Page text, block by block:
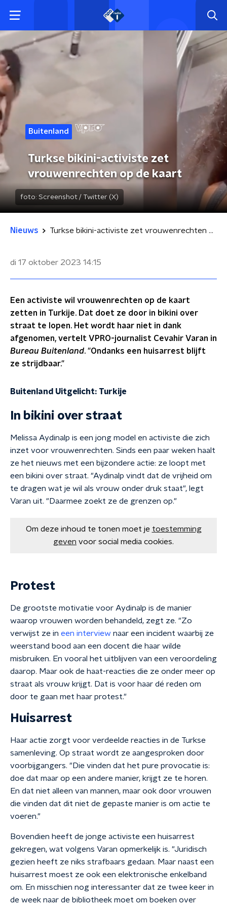
Buitenland
Turkse bikini-activiste zet
vrouwenrechten op de kaart
foto: Screenshot / Twitter (X)
Nieuws Turkse bikini-activiste zet vrouwenrechten op de kaart
di 17 oktober 2023 14:15
Een activiste wil vrouwenrechten op de kaart
zetten in Turkije. Dat doet ze door in bikini over
straat te lopen. Het wordt haar niet in dank
afgenomen, vertelt VPRO-journalist Cevahir Varan in
Bureau Buitenland. "Ondanks een huisarrest blijft
ze strijdbaar."
Buitenland Uitgelicht: Turkije
In bikini over straat
Melissa Aydinalp is een jong model en activiste die zich
inzet voor vrouwenrechten. Sinds een paar weken haalt
ze het nieuws met een bijzondere actie: ze loopt met
een bikini over straat. "Aydinalp vindt dat de vrijheid om
te dragen wat je wil als vrouw onder druk staat", legt
Varan uit. "Daarmee zoekt ze de grenzen op."
Om deze inhoud te tonen moet je toestemming
geven voor social media cookies.
Protest
De grootste motivatie voor Aydinalp is de manier
waarop vrouwen worden behandeld, zegt ze. "Zo
verwijst ze in een interview naar een incident waarbij ze
weerstand bood aan een docent die haar wilde
misbruiken. En vooral het uitblijven van een veroordeling
daarop. Maar ook de haat-reacties die ze onder meer op
straat als vrouw krijgt. Dat is voor haar dé reden om
door te gaan met haar protest."
Huisarrest
Haar actie zorgt voor verdeelde reacties in de Turkse
samenleving. Op straat wordt ze aangesproken door
voorbijgangers. "Die vinden dat het pure provocatie is:
doe dat maar op een andere manier, krijgt ze te horen.
En dat niet alleen van mannen, maar ook door vrouwen
die vinden dat dit niet de gepaste manier is om actie te
voeren."
Bovendien heeft de jonge activiste een huisarrest
gekregen, wat volgens Varan opmerkelijk is. "Juridisch
gezien heeft ze niks strafbaars gedaan. Maar naast een
huisarrest moest ze ook een elektronische enkelband
om. En misschien nog interessanter dat ze twee keer in
de week naar de bibliotheek moet om boeken over